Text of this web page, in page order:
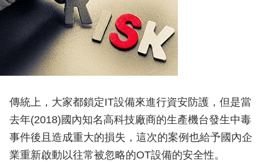
傳統上，大家都鎖定IT設備來進行資安防護，但是當
去年(2018)國內知名高科技廠商的生產機台發生中毒
事件後且造成重大的損失，這次的案例也給予國內企
業重新啟動以往常被忽略的OT設備的安全性。